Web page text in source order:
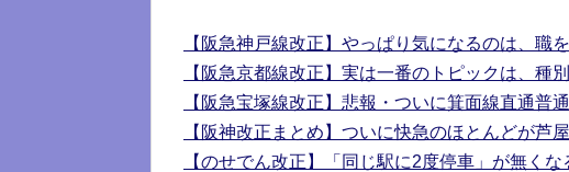
【阪急神戸線改正】やっぱり気になるのは、職
【阪急京都線改正】実は一番のトピックは、
【阪急宝塚線改正】悲報・ついに箕面線直通普
【阪神改正まとめ】ついに快急のほとんどが芦
【のせでん改正】「同じ駅に2度停車」が無くな